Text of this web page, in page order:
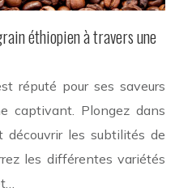
éthiopien à travers une
réputé pour ses saveurs
captivant. Plongez dans
découvrir les subtilités de
les différentes variétés